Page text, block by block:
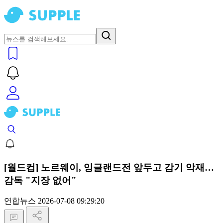
[월드컵] 노르웨이, 잉글랜드전 앞두고 감기 악재…
감독 "지장 없어"
연합뉴스 2026-07-08 09:29:20